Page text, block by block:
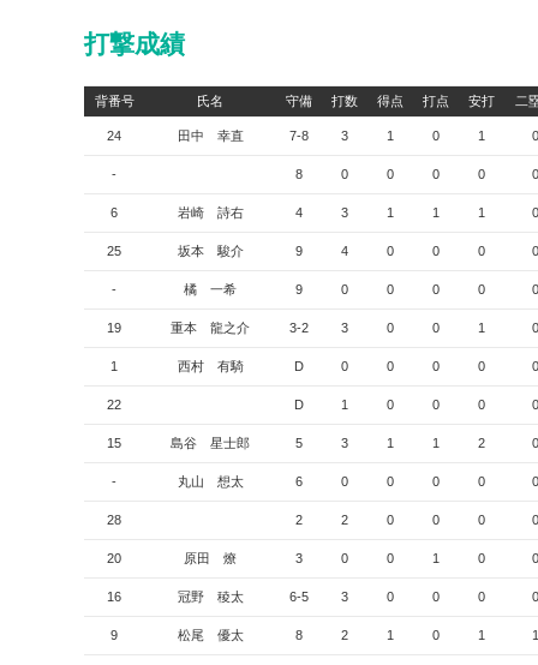
打撃成績
背番号 氏名 守備 打数 得点 打点 安打 二
24 田中 幸直 7-8 3 1 0 1 0
- 8 0 0 0 0 0
6 岩崎 詩右 4 3 1 1 1 0
25 坂本 駿介 9 4 0 0 0 0
- 橘 一希 9 0 0 0 0 0
19 重本 龍之介 3-2 3 0 0 1 0
1 西村 有騎 D 0 0 0 0 0
22 D 1 0 0 0 0
15 島谷 星士郎 5 3 1 1 2 0
- 丸山 想太 6 0 0 0 0 0
28 2 2 0 0 0 0
20 原田 燎 3 0 0 1 0 0
16 冠野 稜太 6-5 3 0 0 0 0
9 松尾 優太 8 2 1 0 1 1